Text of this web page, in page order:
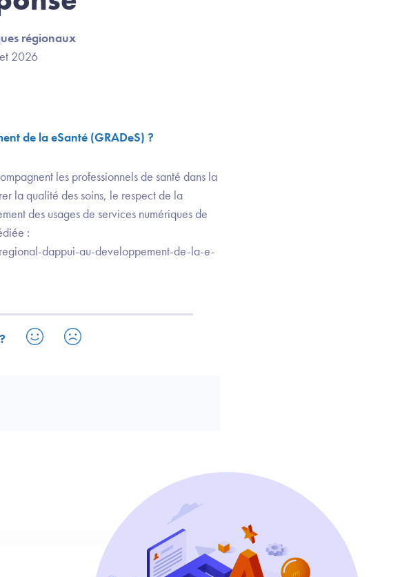
régionaux
2026
de la eSanté (GRADeS) ?
les professionnels de santé dans la
la qualité des soins, le respect de la
des usages de services numériques de
:
dappui-au-developpement-de-la-e-